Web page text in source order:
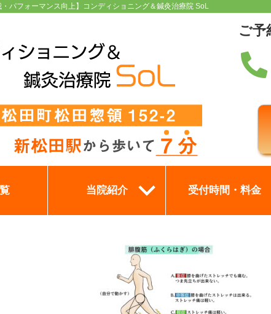
パフォーマンス向上】コンディショニング＆鍼灸治療院 SoL
ご予
当院紹介 受付時間・料金